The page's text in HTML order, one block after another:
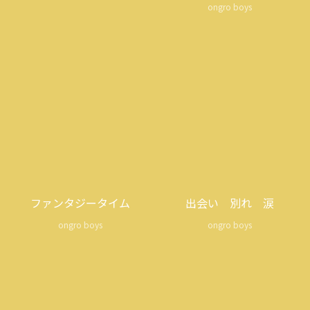
ongro boys
ファンタジータイム
ongro boys
出会い 別れ 涙
ongro boys